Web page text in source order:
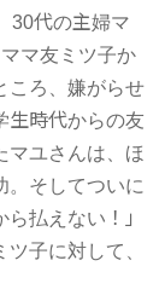
30代の主婦マ
マ友ミツ子か
ころ、嫌がらせ
時代からの友
マユさんは、ほ
。そしてついに
払えない！」
子に対して、